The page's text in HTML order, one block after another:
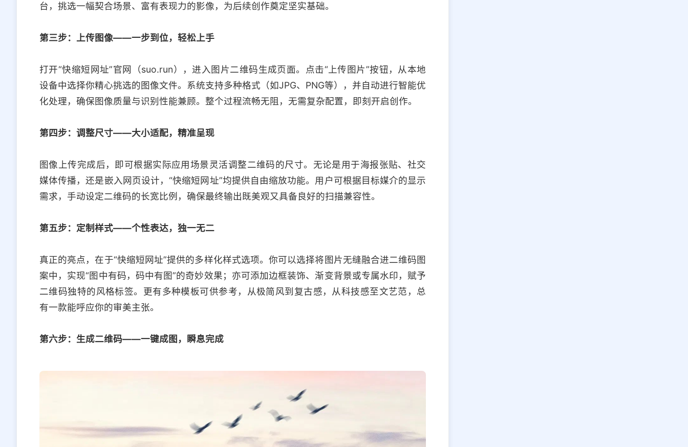
台，挑选一幅契合场景、富有表现力的影像，为后续创作奠定坚实基础。
第三步：上传图像——一步到位，轻松上手
打开“快缩短网址”官网（suo.run），进入图片二维码生成页面。点击“上传图片”按钮，从本地
设备中选择你精心挑选的图像文件。系统支持多种格式（如JPG、PNG等），并自动进行智能优
化处理，确保图像质量与识别性能兼顾。整个过程流畅无阻，无需复杂配置，即刻开启创作。
第四步：调整尺寸——大小适配，精准呈现
图像上传完成后，即可根据实际应用场景灵活调整二维码的尺寸。无论是用于海报张贴、社交
媒体传播，还是嵌入网页设计，“快缩短网址”均提供自由缩放功能。用户可根据目标媒介的显示
需求，手动设定二维码的长宽比例，确保最终输出既美观又具备良好的扫描兼容性。
第五步：定制样式——个性表达，独一无二
真正的亮点，在于“快缩短网址”提供的多样化样式选项。你可以选择将图片无缝融合进二维码图
案中，实现“图中有码，码中有图”的奇妙效果；亦可添加边框装饰、渐变背景或专属水印，赋予
二维码独特的风格标签。更有多种模板可供参考，从极简风到复古感，从科技感至文艺范，总
有一款能呼应你的审美主张。
第六步：生成二维码——一键成图，瞬息完成